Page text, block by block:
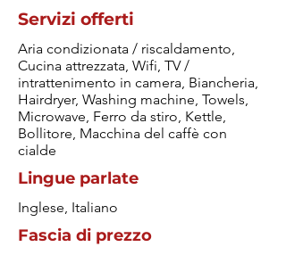
Servizi offerti
Aria condizionata / riscaldamento,
Cucina attrezzata, Wifi, TV /
intrattenimento in camera, Biancheria,
Hairdryer, Washing machine, Towels,
Microwave, Ferro da stiro, Kettle,
Bollitore, Macchina del caffè con
cialde
Lingue parlate
Inglese, Italiano
Fascia di prezzo